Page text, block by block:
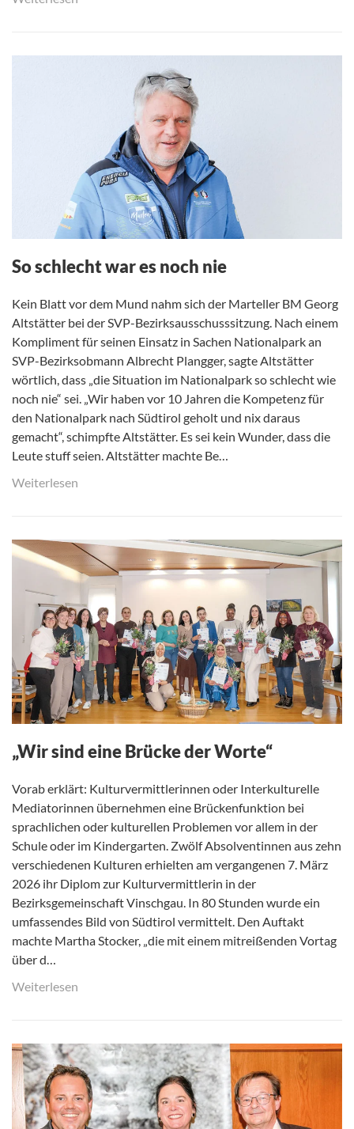
So schlecht war es noch nie
Kein Blatt vor dem Mund nahm sich der Marteller BM Georg
Altstätter bei der SVP-Bezirksausschusssitzung. Nach einem
Kompliment für seinen Einsatz in Sachen Nationalpark an
SVP-Bezirksobmann Albrecht Plangger, sagte Altstätter
wörtlich, dass „die Situation im Nationalpark so schlecht wie
noch nie“ sei. „Wir haben vor 10 Jahren die Kompetenz für
den Nationalpark nach Südtirol geholt und nix daraus
gemacht“, schimpfte Altstätter. Es sei kein Wunder, dass die
Leute stuff seien. Altstätter machte Be…
Weiterlesen
„Wir sind eine Brücke der Worte“
Vorab erklärt: Kulturvermittlerinnen oder Interkulturelle
Mediatorinnen übernehmen eine Brückenfunktion bei
sprachlichen oder kulturellen Problemen vor allem in der
Schule oder im Kindergarten. Zwölf Absolventinnen aus zehn
verschiedenen Kulturen erhielten am vergangenen 7. März
2026 ihr Diplom zur Kulturvermittlerin in der
Bezirksgemeinschaft Vinschgau. In 80 Stunden wurde ein
umfassendes Bild von Südtirol vermittelt. Den Auftakt
machte Martha Stocker, „die mit einem mitreißenden Vortag
über d…
Weiterlesen